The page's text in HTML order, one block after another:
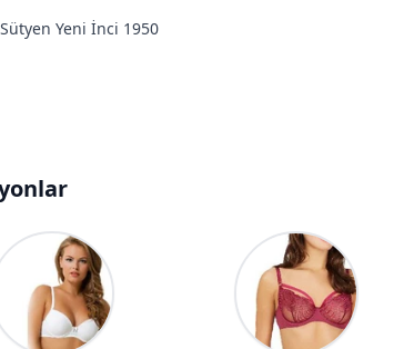
Yeni İnci 1950